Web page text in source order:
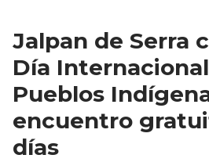
Jalpan de Serra
Día
Pueblos
encuentro
días